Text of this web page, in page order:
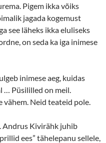
Pigem ikka võiks
jagada kogemust
see läheks ikka eluliseks
on seda ka iga inimese
inimese aeg, kuidas
… Püsililled on meil.
Neid teateid pole.
Andrus Kivirähk juhib
ees” tähelepanu sellele,